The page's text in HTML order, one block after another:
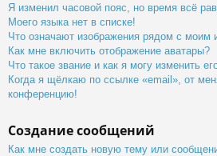
Я изменил часовой пояс, но время всё
Моего языка нет в списке!
Что означают изображения рядом с моим
Как мне включить отображение аватары?
Что такое звание и как я могу изменить
Когда я щёлкаю по ссылке «email», от
конференцию!
Создание сообщений
Как мне создать новую тему или